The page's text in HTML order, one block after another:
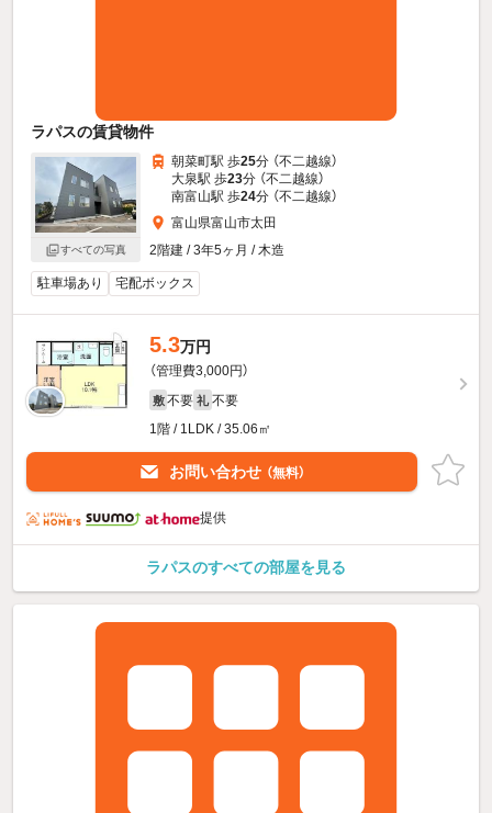
ラパスの賃貸物件
すべての写真
朝菜町駅 歩25分 （不二越線）
大泉駅 歩23分 （不二越線）
南富山駅 歩24分 （不二越線）
富山県富山市太田
2階建 / 3年5ヶ月 / 木造
駐車場あり 宅配ボックス
5.3万円
（管理費3,000円）
敷 不要 礼 不要
1階 / 1LDK / 35.06㎡
お問い合わせ （無料）
提供
ラパスのすべての部屋を見る